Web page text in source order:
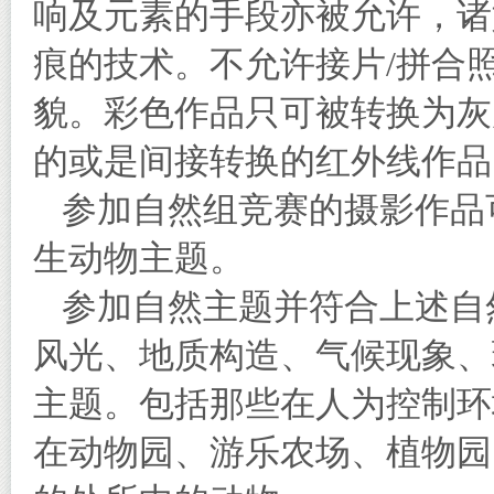
响及元素的手段亦被允许，
痕的技术。不允许接片/拼合
貌。彩色作品只可被转换为
的或是间接转换的红外线作
参加自然组竞赛的摄影作
生动物主题。
参加自然主题并符合上述
风光、地质构造、气候现象
主题。包括那些在人为控制
在动物园、游乐农场、植物